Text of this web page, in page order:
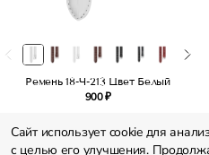
Ремень 18-Ч-213 Цвет Белый
900 ₽
Сайт использует cookie для
с целью его улучшения.